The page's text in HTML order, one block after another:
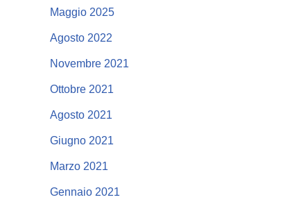
Maggio 2025
Agosto 2022
Novembre 2021
Ottobre 2021
Agosto 2021
Giugno 2021
Marzo 2021
Gennaio 2021